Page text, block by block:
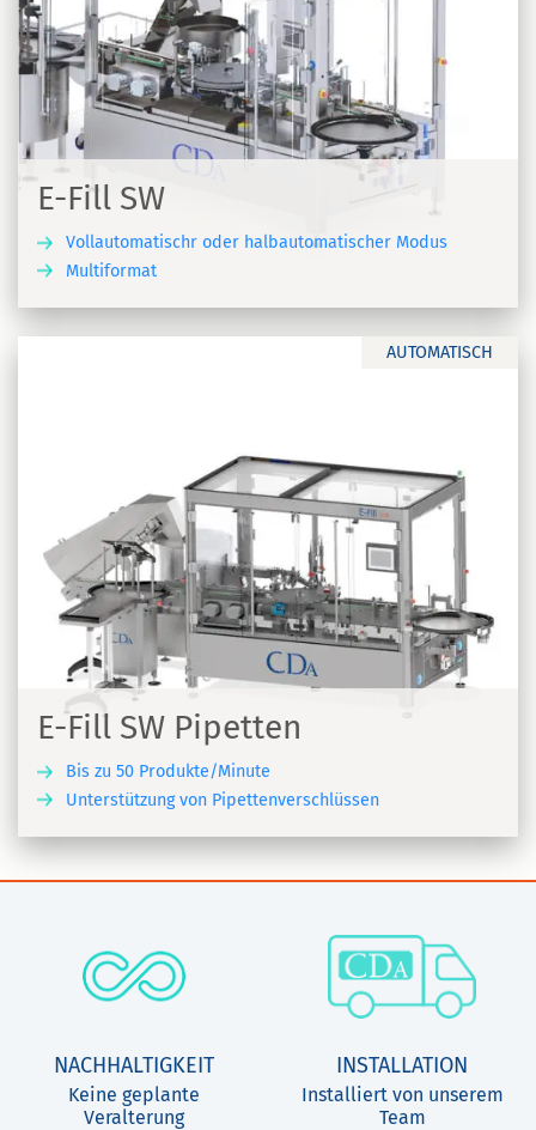
E-Fill SW
Vollautomatischr oder halbautomatischer Modus
Multiformat
AUTOMATISCH
E-Fill SW Pipetten
Bis zu 50 Produkte/Minute
Unterstützung von Pipettenverschlüssen
NACHHALTIGKEIT
Keine geplante
Veralterung
INSTALLATION
Installiert von unserem
Team